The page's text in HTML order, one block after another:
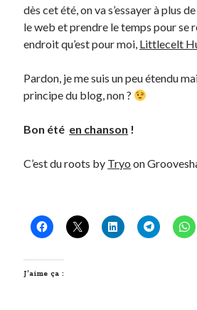
dès cet été, on va s’essayer à plus de
le web et prendre le temps pour se
endroit qu’est pour moi, Littlecelt
Pardon, je me suis un peu étendu
principe du blog, non ?
Bon été en chanson !
C’est du roots by Tryo on
J’aime ça :